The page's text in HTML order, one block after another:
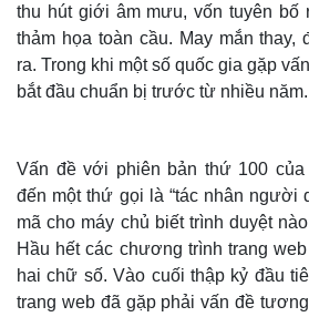
thu hút giới âm mưu, vốn tuyên bố
thảm họa toàn cầu. May mắn thay,
ra. Trong khi một số quốc gia gặp
bắt đầu chuẩn bị trước từ nhiều năm.
Vấn đề với phiên bản thứ 100 của
đến một thứ gọi là “tác nhân người
mã cho máy chủ biết trình duyệt
Hầu hết các chương trình trang
hai chữ số. Vào cuối thập kỷ đầu
trang web đã gặp phải vấn đề